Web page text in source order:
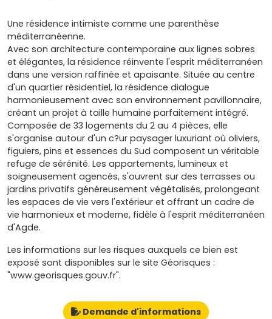
Une résidence intimiste comme une parenthèse
méditerranéenne.
Avec son architecture contemporaine aux lignes sobres
et élégantes, la résidence réinvente l'esprit méditerranéen
dans une version raffinée et apaisante. Située au centre
d'un quartier résidentiel, la résidence dialogue
harmonieusement avec son environnement pavillonnaire,
créant un projet à taille humaine parfaitement intégré.
Composée de 33 logements du 2 au 4 pièces, elle
s'organise autour d'un c?ur paysager luxuriant où oliviers,
figuiers, pins et essences du Sud composent un véritable
refuge de sérénité. Les appartements, lumineux et
soigneusement agencés, s'ouvrent sur des terrasses ou
jardins privatifs généreusement végétalisés, prolongeant
les espaces de vie vers l'extérieur et offrant un cadre de
vie harmonieux et moderne, fidèle à l'esprit méditerranéen
d'Agde.
Les informations sur les risques auxquels ce bien est
exposé sont disponibles sur le site Géorisques :
"www.georisques.gouv.fr".
Demande d'informations